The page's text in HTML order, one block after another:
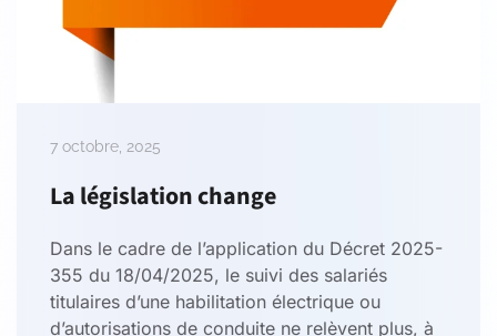
7 octobre, 2025
La législation change
Dans le cadre de l’application du Décret 2025-
355 du 18/04/2025, le suivi des salariés
titulaires d’une habilitation électrique ou
d’autorisations de conduite ne relèvent plus, à